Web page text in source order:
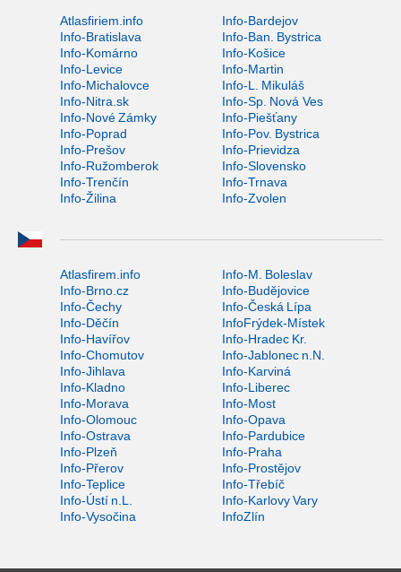
Atlasfiriem.info
Info-Bardejov
Info-Bratislava
Info-Ban. Bystrica
Info-Komárno
Info-Košice
Info-Levice
Info-Martin
Info-Michalovce
Info-L. Mikuláš
Info-Nitra.sk
Info-Sp. Nová Ves
Info-Nové Zámky
Info-Piešťany
Info-Poprad
Info-Pov. Bystrica
Info-Prešov
Info-Prievidza
Info-Ružomberok
Info-Slovensko
Info-Trenčín
Info-Trnava
Info-Žilina
Info-Zvolen
Atlasfirem.info
Info-M. Boleslav
Info-Brno.cz
Info-Budějovice
Info-Čechy
Info-Česká Lípa
Info-Děčín
InfoFrýdek-Místek
Info-Havířov
Info-Hradec Kr.
Info-Chomutov
Info-Jablonec n.N.
Info-Jihlava
Info-Karviná
Info-Kladno
Info-Liberec
Info-Morava
Info-Most
Info-Olomouc
Info-Opava
Info-Ostrava
Info-Pardubice
Info-Plzeň
Info-Praha
Info-Přerov
Info-Prostějov
Info-Teplice
Info-Třebíč
Info-Ústí n.L.
Info-Karlovy Vary
Info-Vysočina
InfoZlín